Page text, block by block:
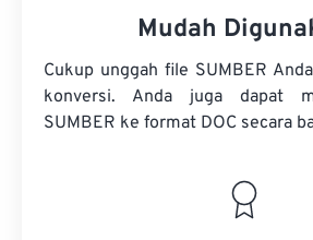
Mudah
Cukup unggah file SUMBER
konversi. Anda juga dapat
SUMBER ke format DOC secara